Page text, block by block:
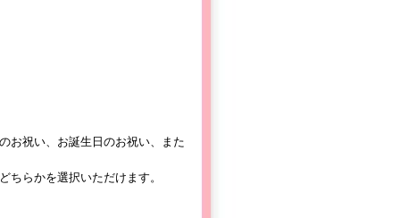
お祝い、お誕生日のお祝い、また
らかを選択いただけます。